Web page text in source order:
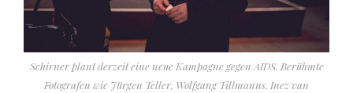
Schirner plant derzeit eine neue Kampagne gegen AIDS. Berühmte
Fotografen wie Jürgen Teller, Wolfgang Tillmanns, Inez van